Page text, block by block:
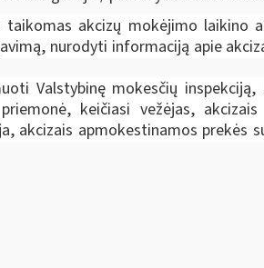
akcizų mokėjimo laikino
nurodyti informaciją apie
Valstybinę mokesčių
keičiasi vežėjas, akcizais
akcizais apmokestinamos prekės